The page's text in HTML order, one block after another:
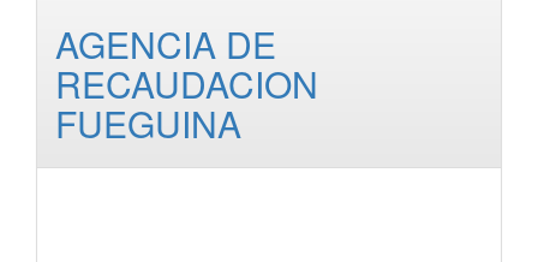
AGENCIA DE
RECAUDACION
FUEGUINA